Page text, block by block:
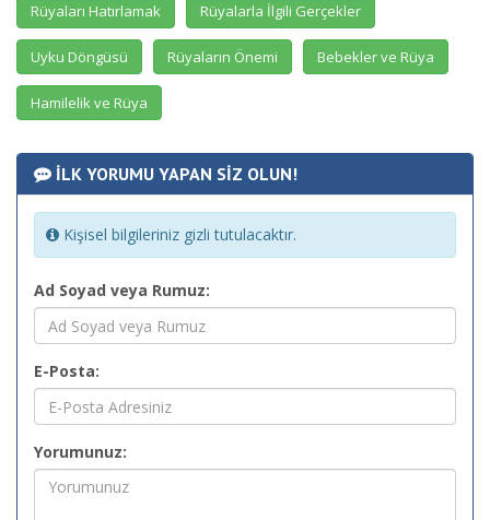
Rüyaları Hatırlamak Rüyalarla İlgili Gerçekler
Uyku Döngüsü Rüyaların Önemi Bebekler ve Rüya
Hamilelik ve Rüya
İLK YORUMU YAPAN SİZ OLUN!
Kişisel bilgileriniz gizli tutulacaktır.
Ad Soyad veya Rumuz:
E-Posta:
Yorumunuz: